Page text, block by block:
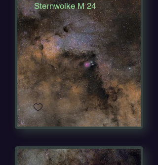
Sternwolke M 24